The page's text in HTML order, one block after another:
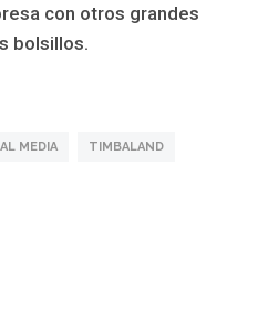
con otros grandes
bolsillos.
MEDIA TIMBALAND